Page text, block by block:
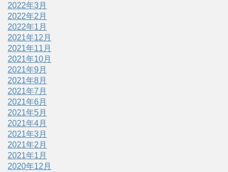
2022年3月
2022年2月
2022年1月
2021年12月
2021年11月
2021年10月
2021年9月
2021年8月
2021年7月
2021年6月
2021年5月
2021年4月
2021年3月
2021年2月
2021年1月
2020年12月